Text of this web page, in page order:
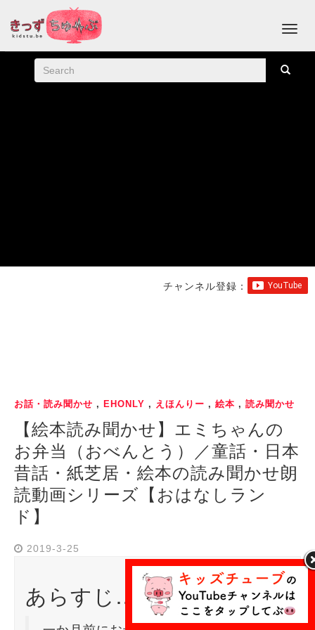
チャンネル登録：
お話・読み聞かせ , EHONLY , えほんりー , 絵本 , 読み聞かせ
【絵本読み聞かせ】エミちゃんの
お弁当（おべんとう）／童話・日本
昔話・紙芝居・絵本の読み聞かせ朗
読動画シリーズ【おはなしラン
ド】
2019-3-25
あらすじ…